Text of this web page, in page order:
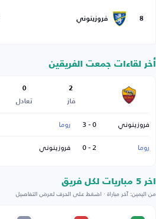
8 فروزينوني
أخر لقاءات جمعت الفريقين
2
فاز
0
تعادل
فروزينوني 0 - 3 روما
روما
2 - 0 فروزينوني
اخر 5 مباريات لكل فريق
من اليمين: آخر مباراة · اضغط على الحرف لعرض التفاصيل